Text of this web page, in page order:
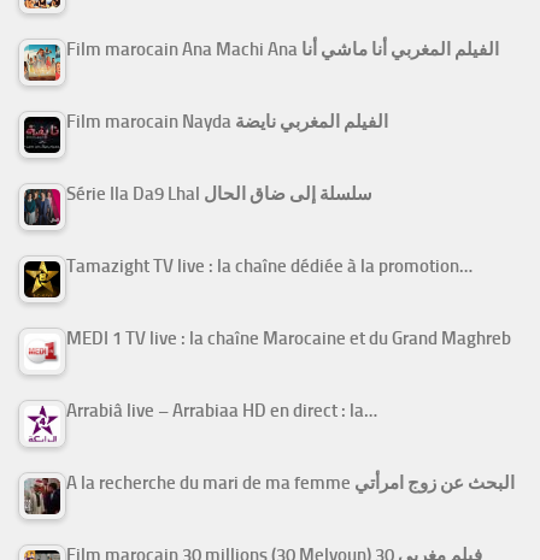
Film marocain Ana Machi Ana الفيلم المغربي أنا ماشي أنا
Film marocain Nayda الفيلم المغربي نايضة
Série Ila Da9 Lhal سلسلة إلى ضاق الحال
Tamazight TV live : la chaîne dédiée à la promotion…
MEDI 1 TV live : la chaîne Marocaine et du Grand Maghreb
Arrabiâ live – Arrabiaa HD en direct : la…
A la recherche du mari de ma femme البحث عن زوج امرأتي
Film marocain 30 millions (30 Melyoun) فيلم مغربي 30